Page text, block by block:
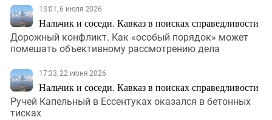
13:01, 6 июля 2026
Нальчик и соседи. Кавказ в поисках справедливости
Дорожный конфликт. Как «особый порядок» может
помешать объективному рассмотрению дела
17:33, 22 июня 2026
Нальчик и соседи. Кавказ в поисках справедливости
Ручей Капельный в Ессентуках оказался в бетонных
тисках